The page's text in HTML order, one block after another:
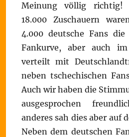
Meinung völlig richtig!
18.000 Zuschauern
4.000 deutsche Fans
Fankurve, aber auch
verteilt mit
neben tschechischen
Auch wir haben die
ausgesprochen
anderes sah dies aber auf
Neben dem deutschen